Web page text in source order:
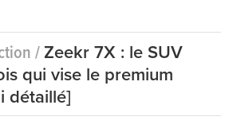
/Zeekr 7X : le SUV
qui vise le premium
détaillé]